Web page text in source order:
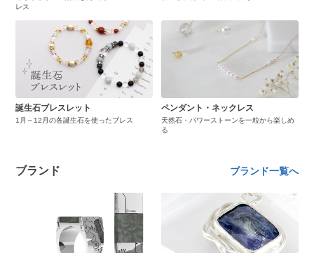
レス
誕生石ブレスレット
1月～12月の各誕生石を使ったブレス
ペンダント・ネックレス
天然石・パワーストーンを一粒から楽しめ
る
ブランド ブランド一覧へ